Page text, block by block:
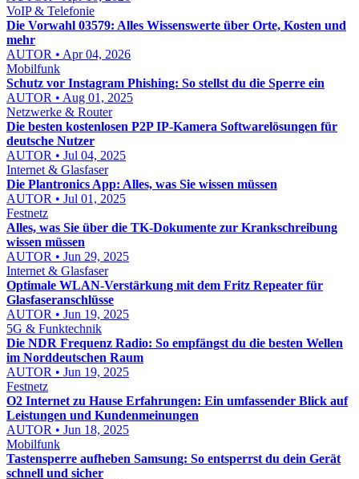
VoIP & Telefonie
Die Vorwahl 03579: Alles Wissenswerte über Orte, Kosten und
mehr
AUTOR • Apr 04, 2026
Mobilfunk
Schutz vor Instagram Phishing: So stellst du die Sperre ein
AUTOR • Aug 01, 2025
Netzwerke & Router
Die besten kostenlosen P2P IP-Kamera Softwarelösungen für
deutsche Nutzer
AUTOR • Jul 04, 2025
Internet & Glasfaser
Die Plantronics App: Alles, was Sie wissen müssen
AUTOR • Jul 01, 2025
Festnetz
Alles, was Sie über die TK-Dokumente zur Krankschreibung
wissen müssen
AUTOR • Jun 29, 2025
Internet & Glasfaser
Optimale WLAN-Verstärkung mit dem Fritz Repeater für
Glasfaseranschlüsse
AUTOR • Jun 19, 2025
5G & Funktechnik
Die NDR Frequenz Radio: So empfängst du die besten Wellen
im Norddeutschen Raum
AUTOR • Jun 19, 2025
Festnetz
O2 Internet zu Hause Erfahrungen: Ein umfassender Blick auf
Leistungen und Kundenmeinungen
AUTOR • Jun 18, 2025
Mobilfunk
Tastensperre aufheben Samsung: So entsperrst du dein Gerät
schnell und sicher